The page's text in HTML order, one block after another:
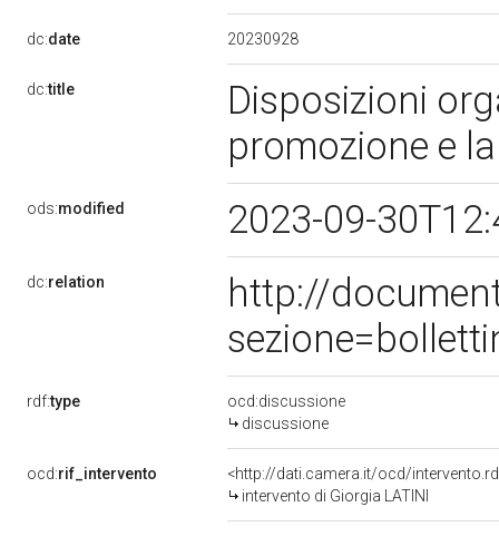
dc:date 20230928
dc:title
Disposizioni
promozione e
ods:modified 2023-09-
dc:relation
http://
rdf:type
ocd:discussione
discussione
ocd:rif_intervento
<http://dati.camera.it/ocd/
intervento di Giorgia LATINI